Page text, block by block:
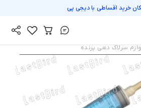
خرید اقساطی بادیجی پی
سرلاک دهی پرنده